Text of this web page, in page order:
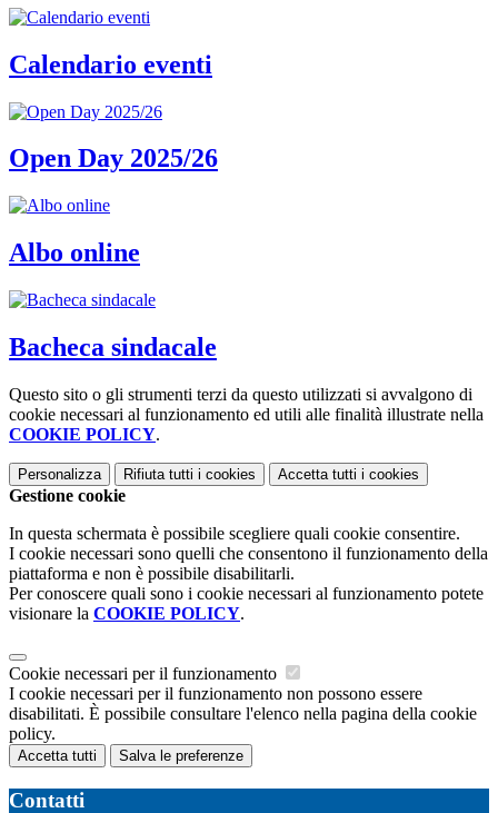
Calendario eventi
Open Day 2025/26
Albo online
Bacheca sindacale
Questo sito o gli strumenti terzi da questo utilizzati si avvalgono di
cookie necessari al funzionamento ed utili alle finalità illustrate nella
COOKIE POLICY.
Personalizza Rifiuta tutti i cookies Accetta tutti i cookies
Gestione cookie
In questa schermata è possibile scegliere quali cookie consentire.
I cookie necessari sono quelli che consentono il funzionamento della
piattaforma e non è possibile disabilitarli.
Per conoscere quali sono i cookie necessari al funzionamento potete
visionare la COOKIE POLICY.
Cookie necessari per il funzionamento
I cookie necessari per il funzionamento non possono essere
disabilitati. È possibile consultare l'elenco nella pagina della cookie
policy.
Accetta tutti Salva le preferenze
Contatti